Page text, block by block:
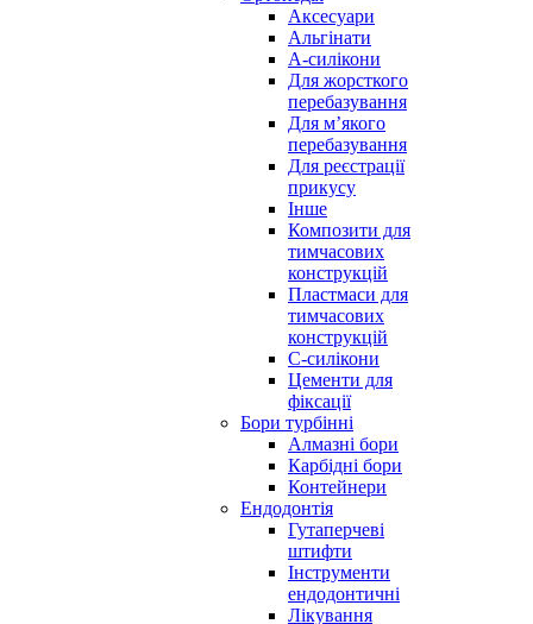
Аксесуари
Альгінати
А-силікони
Для жорсткого
перебазування
Для м’якого
перебазування
Для реєстрації
прикусу
Інше
Композити для
тимчасових
конструкцій
Пластмаси для
тимчасових
конструкцій
С-силікони
Цементи для
фіксації
Бори турбінні
Алмазні бори
Карбідні бори
Контейнери
Ендодонтія
Гутаперчеві
штифти
Інструменти
ендодонтичні
Лікування